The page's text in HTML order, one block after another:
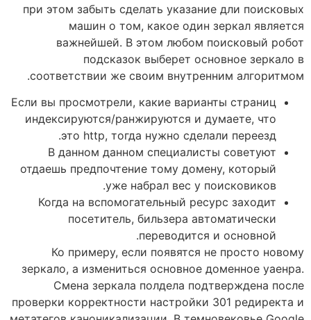
при этом забыть сделать указание дли поисковых
машин о том, какое один зеркал является
важнейшей. В этом любом поисковый робот
подсказок выберет основное зеркало в
соответствии же своим внутренним алгоритмом.
Если вы просмотрели, какие варианты страниц
индексируются/ранжируются и думаете, что
это http, тогда нужно сделали переезд.
В данном данном специалисты советуют
отдаешь предпочтение тому домену, который
уже набрал вес у поисковиков.
Когда на вспомогательный ресурс заходит
посетитель, бильзера автоматически
переводится и основной.
Ко примеру, если появятся не просто новому
зеркало, а измениться основное доменное уаенра.
Смена зеркала полдела подтверждена после
проверки корректности настройки 301 редиректа и